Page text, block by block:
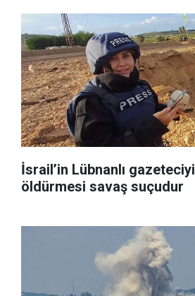
İsrail’in Lübnanlı gazeteciyi
öldürmesi savaş suçudur